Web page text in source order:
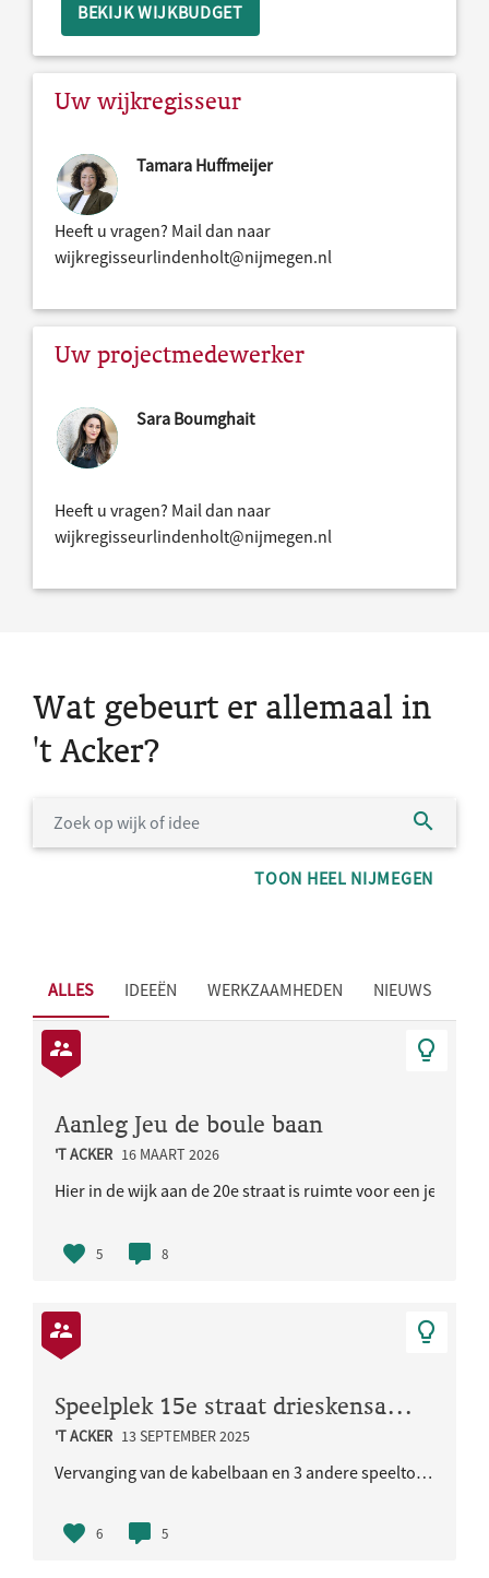
BEKIJK WIJKBUDGET
Uw wijkregisseur
Tamara Huffmeijer
Heeft u vragen? Mail dan naar
wijkregisseurlindenholt@nijmegen.nl
Uw projectmedewerker
Sara Boumghait
Heeft u vragen? Mail dan naar
wijkregisseurlindenholt@nijmegen.nl
Wat gebeurt er allemaal in
't Acker?
TOON HEEL NIJMEGEN
ALLES IDEEËN WERKZAAMHEDEN NIEUWS
Aanleg Jeu de boule baan
'T ACKER 16 MAART 2026
Hier in de wijk aan de 20e straat is ruimte voor een jeu de
5 8
Speelplek 15e straat drieskensacker
'T ACKER 13 SEPTEMBER 2025
Vervanging van de kabelbaan en 3 andere speeltoestellen.
6 5